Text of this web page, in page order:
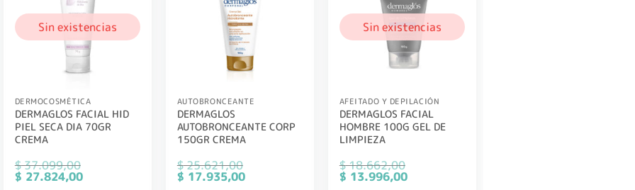
Sin existencias
DERMOCOSMÉTICA
DERMAGLOS FACIAL HID
PIEL SECA DIA 70GR
CREMA
$37.099,00
El
precio
$ 27.824,00El
precio
AUTOBRONCEANTE
DERMAGLOS
AUTOBRONCEANTE CORP
150GR CREMA
$25.621,00
El
precio
$ 17.935,00El
precio
Sin existencias
AFEITADO Y DEPILACIÓN
DERMAGLOS FACIAL
HOMBRE 100G GEL DE
LIMPIEZA
$18.662,00
El
precio
$ 13.996,00El
precio